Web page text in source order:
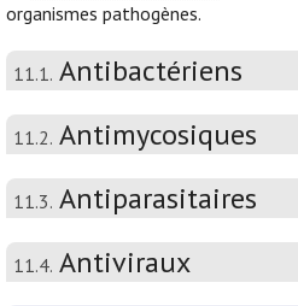
organismes pathogènes.
11.1. Antibactériens
11.2. Antimycosiques
11.3. Antiparasitaires
11.4. Antiviraux